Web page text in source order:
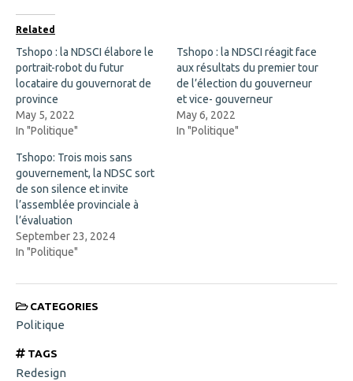
b
o
o
k
(
O
p
e
n
s
i
n
w
w
i
n
d
o
w
)
i
n
n
e
w
)
Related
Tshopo : la NDSCI élabore le
portrait-robot du futur
locataire du gouvernorat de
province
May 5, 2022
In "Politique"
Tshopo : la NDSCI réagit face
aux résultats du premier tour
de l’élection du gouverneur
et vice- gouverneur
May 6, 2022
In "Politique"
Tshopo: Trois mois sans
gouvernement, la NDSC sort
de son silence et invite
l’assemblée provinciale à
l’évaluation
September 23, 2024
In "Politique"
CATEGORIES
Politique
TAGS
Redesign